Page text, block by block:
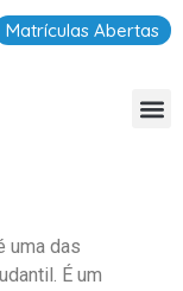
Matrículas Abertas
uma das
É um